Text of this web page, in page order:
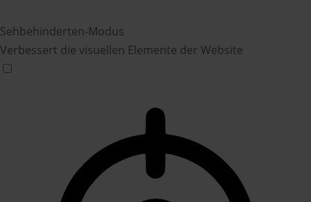
Sehbehinderten-Modus
Verbessert die visuellen Elemente der Website